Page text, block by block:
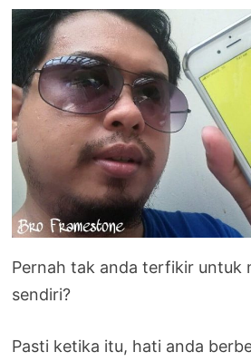
Pernah tak anda terfikir untuk
sendiri?
Pasti ketika itu, hati anda